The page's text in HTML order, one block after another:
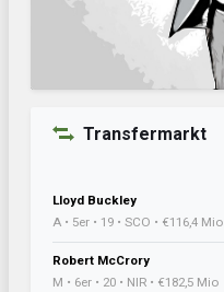
Transfermarkt
Lloyd Buckley
A • 5er • 19 • SCO • €116,4 Mio
Robert McCrory
M • 6er • 20 • NIR • €182,5 Mio